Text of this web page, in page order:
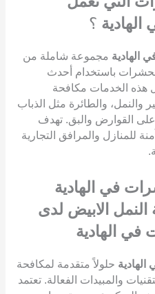
الهادية ؟
الهادية مجموعة شاملة من
باستخدام أحدث
هذه الخدمات مكافحة
والنمل، والطائرة مثل الذباب
على القوارض والبق. تهدف
للمنازل والمرافق التجارية
في الهادية
النمل الابيض لدى
الهادية
حلولاً متقدمة لمكافحة
والمبيدات الفعالة. تعتمد